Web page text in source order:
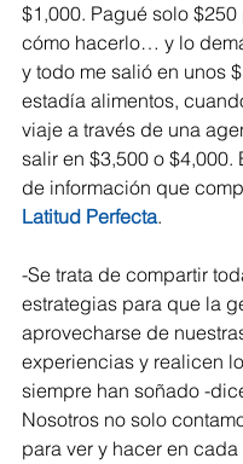
$1,000. Pagué solo
cómo hacerlo… y lo
y todo me salió en unos
estadía alimentos,
viaje a través de una
salir en $3,500 o $4,000.
de información que
Latitud Perfecta.
-Se trata de compartir
estrategias para que la
aprovecharse de
experiencias y realicen
siempre han soñado -
Nosotros no solo
para ver y hacer en